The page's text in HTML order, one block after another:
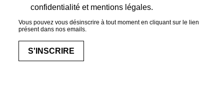
confidentialité et mentions légales.
Vous pouvez vous désinscrire à tout moment en cliquant sur le lien
présent dans nos emails.
S'INSCRIRE